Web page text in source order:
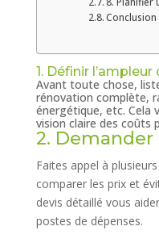
Conclusion
1. Définir
Avant toute chose,
rénovation complète,
énergétique, etc. Cela
vision claire des coûts
2.
Faites appel à
comparer les prix et
devis détaillé vous
postes de dépenses.